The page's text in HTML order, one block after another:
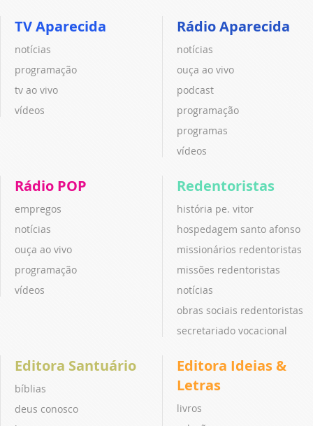
TV Aparecida
notícias
programação
tv ao vivo
vídeos
Rádio Aparecida
notícias
ouça ao vivo
podcast
programação
programas
vídeos
Rádio POP
empregos
notícias
ouça ao vivo
programação
vídeos
Redentoristas
história pe. vitor
hospedagem santo afonso
missionários redentoristas
missões redentoristas
notícias
obras sociais redentoristas
secretariado vocacional
Editora Santuário
bíblias
deus conosco
Editora Ideias &
Letras
livros